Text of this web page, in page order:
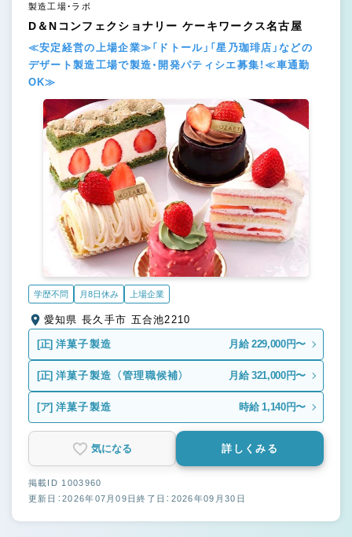
製造工場・ラボ
D＆Nコンフェクショナリー ケーキワークス名古屋
≪安定経営の上場企業≫「ドトール」「星乃珈琲店」などの
デザート製造工場で製造・開発パティシエ募集！≪車通勤
OK≫
学歴不問 月8日休み 上場企業
愛知県 長久手市 五合池2210
[正] 洋菓子製造 月給 229,000円〜
[正] 洋菓子製造 （管理職候補） 月給 321,000円〜
[ア] 洋菓子製造 時給 1,140円〜
気になる 詳しくみる
掲載ID 1003960
更新日：2026年07月09日終了日：2026年09月30日